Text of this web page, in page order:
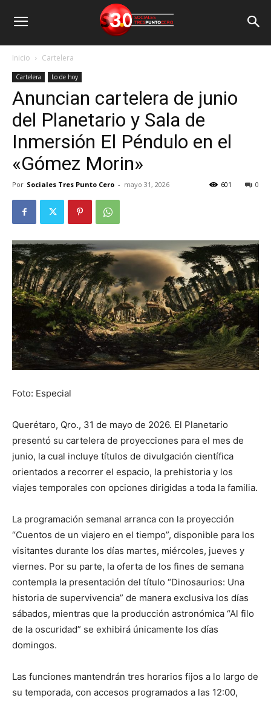
Inicio Cartelera
Cartelera Lo de hoy
Anuncian cartelera de junio
del Planetario y Sala de
Inmersión El Péndulo en el
«Gómez Morin»
Por Sociales Tres Punto Cero - mayo 31, 2026 0
601
Foto: Especial
Querétaro, Qro., 31 de mayo de 2026. El Planetario
presentó su cartelera de proyecciones para el mes de
junio, la cual incluye títulos de divulgación científica
orientados a recorrer el espacio, la prehistoria y los
viajes temporales con opciones dirigidas a toda la familia.
La programación semanal arranca con la proyección
“Cuentos de un viajero en el tiempo”, disponible para los
visitantes durante los días martes, miércoles, jueves y
viernes. Por su parte, la oferta de los fines de semana
contempla la presentación del título “Dinosaurios: Una
historia de supervivencia” de manera exclusiva los días
sábados, mientras que la producción astronómica “Al filo
de la oscuridad” se exhibirá únicamente los días
domingos.
Las funciones mantendrán tres horarios fijos a lo largo de
su temporada, con accesos programados a las 12:00,